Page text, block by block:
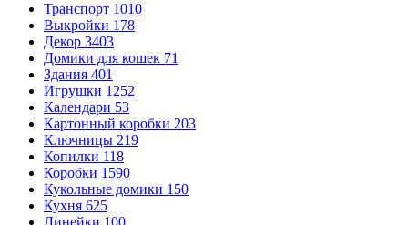
Транспорт 1010
Выкройки 178
Декор 3403
Домики для кошек 71
Здания 401
Игрушки 1252
Календари 53
Картонный коробки 203
Ключницы 219
Копилки 118
Коробки 1590
Кукольные домики 150
Кухня 625